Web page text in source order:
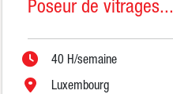
Poseur de vitrages...
40 H/semaine
Luxembourg